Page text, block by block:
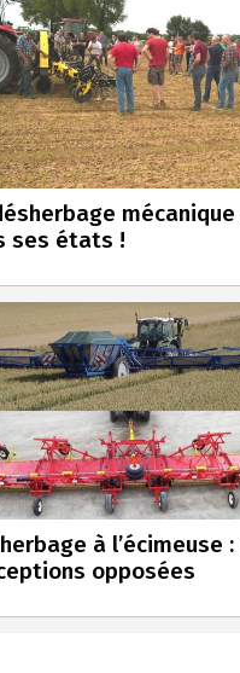
ses états !
à l’écimeuse
opposées